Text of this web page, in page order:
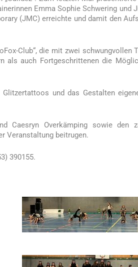
Emma Sophie Schwering und
(JMC) erreichte und damit den
Club“, die mit zwei schwungvollen
als auch Fortgeschrittenen die
und das Gestalten
Caesryn Overkämping sowie den
Veranstaltung beitrugen.
390155.